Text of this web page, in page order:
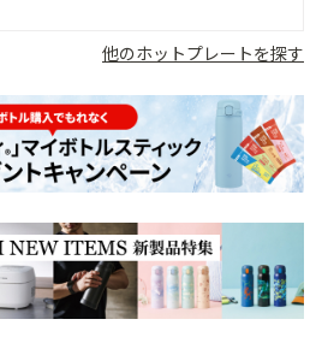
他のホットプレートを探す